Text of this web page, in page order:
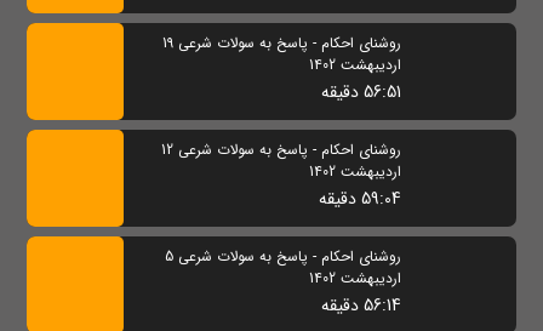
روشنای احکام - پاسخ به سولات شرعی 19
اردیبهشت 1402
56:51 دقیقه
روشنای احکام - پاسخ به سولات شرعی 12
اردیبهشت 1402
59:04 دقیقه
روشنای احکام - پاسخ به سولات شرعی 5
اردیبهشت 1402
56:14 دقیقه